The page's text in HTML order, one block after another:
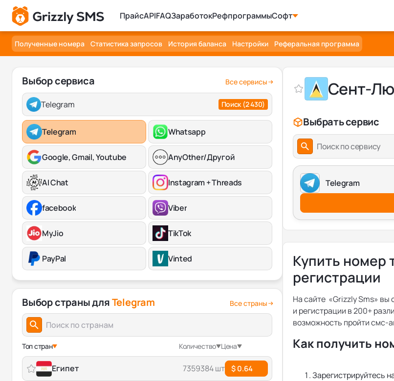
ПрайсAPIFAQЗаработокРефпрограммыСофт
Полученные номера Статистика запросов История баланса Настройки Реферальная программа
Выбор сервиса Все сервисы
Telegram Поиск (2 430)
Telegram Whatsapp
Google, Gmail, Youtube AnyOther/Другой
AI Chat Instagram + Threads
facebook Viber
MyJio TikTok
PayPal Vinted
Выбор страны дляTelegram Все страны
Топ стран Количество Цена
Египет 7359384 шт $ 0.64
Сент-
Выбрать сервис
Поиск по сервису
Telegram
Купить номер
регистрации
На сайте «Grizzly Sms»
и регистрации в 200+
возможность пройти смс-
Как получить
Зарегистрируйтесь